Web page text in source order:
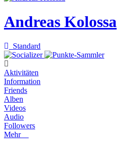
Andreas Kolossa
Standard
Aktivitäten
Information
Friends
Alben
Videos
Audio
Followers
Mehr